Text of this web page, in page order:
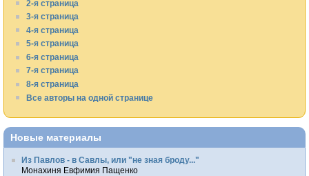
2-я страница
3-я страница
4-я страница
5-я страница
6-я страница
7-я страница
8-я страница
Все авторы на одной странице
Новые материалы
Из Павлов - в Савлы, или "не зная броду..."
Монахиня Евфимия Пащенко